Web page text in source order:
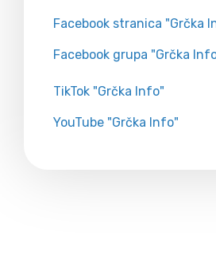
Facebook stranica "Grčka
Facebook grupa "Grčka
TikTok "Grčka Info"
YouTube "Grčka Info"